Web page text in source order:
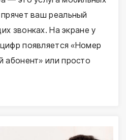
ваш реальный
звонках. На экране у
появляется «Номер
абонент» или просто